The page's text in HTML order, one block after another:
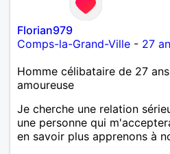
Florian979
Comps-la-Grand-Ville - 27
Homme célibataire de 27
amoureuse
Je cherche une relation
une personne qui
en savoir plus apprenons à